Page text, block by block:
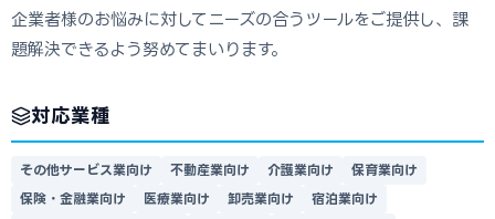
企業者様のお悩みに対してニーズの合うツールをご提供し、課
題解決できるよう努めてまいります。
対応業種
その他サービス業向け 不動産業向け 介護業向け
保育業向け
保険・金融業向け
医療業向け 卸売業向け
宿泊業向け